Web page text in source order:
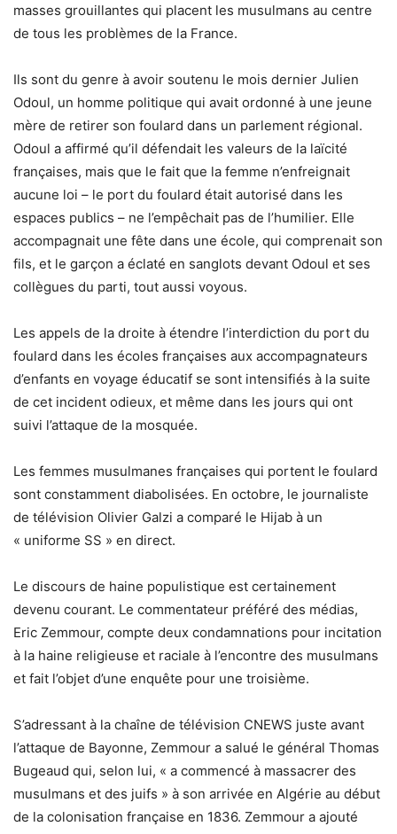
masses grouillantes qui placent les musulmans au centre
de tous les problèmes de la France.
Ils sont du genre à avoir soutenu le mois dernier Julien
Odoul, un homme politique qui avait ordonné à une jeune
mère de retirer son foulard dans un parlement régional.
Odoul a affirmé qu’il défendait les valeurs de la laïcité
françaises, mais que le fait que la femme n’enfreignait
aucune loi – le port du foulard était autorisé dans les
espaces publics – ne l’empêchait pas de l’humilier. Elle
accompagnait une fête dans une école, qui comprenait son
fils, et le garçon a éclaté en sanglots devant Odoul et ses
collègues du parti, tout aussi voyous.
Les appels de la droite à étendre l’interdiction du port du
foulard dans les écoles françaises aux accompagnateurs
d’enfants en voyage éducatif se sont intensifiés à la suite
de cet incident odieux, et même dans les jours qui ont
suivi l’attaque de la mosquée.
Les femmes musulmanes françaises qui portent le foulard
sont constamment diabolisées. En octobre, le journaliste
de télévision Olivier Galzi a comparé le Hijab à un
« uniforme SS » en direct.
Le discours de haine populistique est certainement
devenu courant. Le commentateur préféré des médias,
Eric Zemmour, compte deux condamnations pour incitation
à la haine religieuse et raciale à l’encontre des musulmans
et fait l’objet d’une enquête pour une troisième.
S’adressant à la chaîne de télévision CNEWS juste avant
l’attaque de Bayonne, Zemmour a salué le général Thomas
Bugeaud qui, selon lui, « a commencé à massacrer des
musulmans et des juifs » à son arrivée en Algérie au début
de la colonisation française en 1836. Zemmour a ajouté